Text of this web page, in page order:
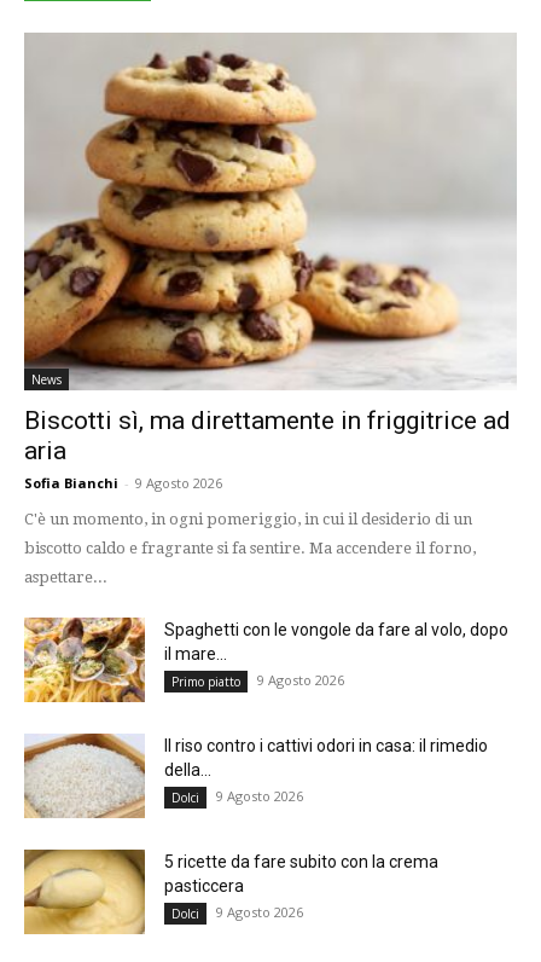
News
Biscotti sì, ma direttamente in friggitrice ad
aria
Sofia Bianchi - 9 Agosto 2026
C'è un momento, in ogni pomeriggio, in cui il desiderio di un
biscotto caldo e fragrante si fa sentire. Ma accendere il forno,
aspettare...
Spaghetti con le vongole da fare al volo, dopo
il mare...
Primo piatto 9 Agosto 2026
Il riso contro i cattivi odori in casa: il rimedio
della...
Dolci 9 Agosto 2026
5 ricette da fare subito con la crema
pasticcera
Dolci 9 Agosto 2026